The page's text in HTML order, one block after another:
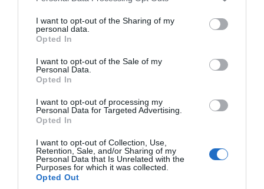
not limited to your visit or usage behaviour. You may click to
grant or deny consent to Google and its third-party tags to
use your data for below specified purposes in below Google
consent section.
I want to opt-out of the Sharing of my
personal data.
Opted In
I want to opt-out of the Sale of my
Personal Data.
Opted In
I want to opt-out of processing my
Personal Data for Targeted Advertising.
Opted In
I want to opt-out of Collection, Use,
Retention, Sale, and/or Sharing of my
Personal Data that Is Unrelated with the
Purposes for which it was collected.
Opted Out
Α: Για μονογονεϊκές οικογένειες, το
εισοδηματικό όριο είναι 39.000 ευρώ για το
κατά 5.000 ευρώ για κάθε επιπλέον εξαρτώμενο
τέκνο πέραν του πρώτου. Παραδείγματα:
– Με 1 παιδί: όριο 39.000 ευρώ.
– Με 2 παιδιά: όριο 44.000 ευρώ.
– Με 3 παιδιά: όριο 49.000 ευρώ.
2.4 Ε: Ποιο εισόδημα λαμβάνεται υπόψη;